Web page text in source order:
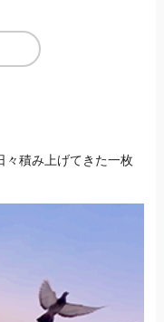
々積み上げてきた一枚